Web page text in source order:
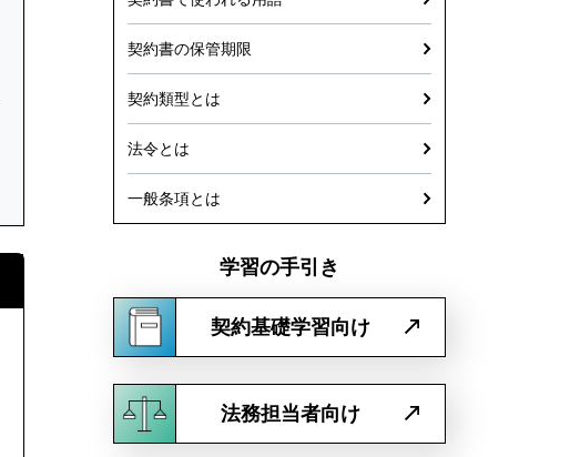
契約書の保管期限
契約類型とは
法令とは
一般条項とは
学習の手引き
契約基礎学習向け
法務担当者向け